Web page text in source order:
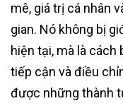
mê, giá trị cá nhân
gian. Nó không bị
hiện tại, mà là cách
tiếp cận và điều
được những thành